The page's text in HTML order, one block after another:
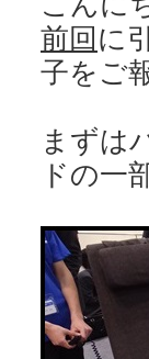
前回 に
子をご
まずは
ドの一